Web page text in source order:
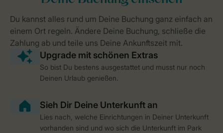
So bist Du bestens ausgestattet und musst nur noch
Deinen Urlaub genießen.
Lies nach, welche Einrichtungen in Deiner Unterkunft
vorhanden sind und wo sich die Unterkunft im Park